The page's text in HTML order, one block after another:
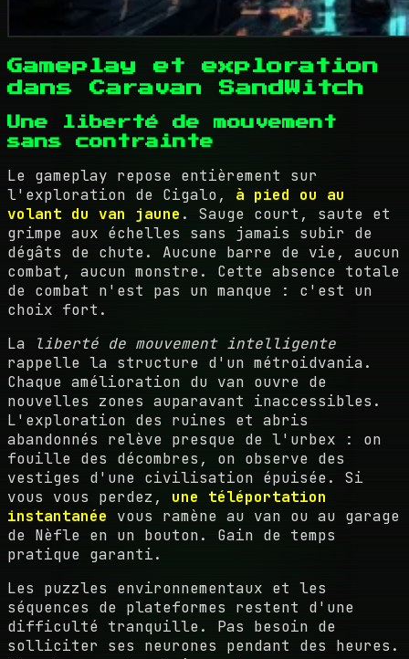
Gameplay et exploration
dans Caravan SandWitch
Une liberté de mouvement
sans contrainte
Le gameplay repose entièrement sur
l'exploration de Cigalo, à pied ou au
volant du van jaune . Sauge court, saute et
grimpe aux échelles sans jamais subir de
dégâts de chute. Aucune barre de vie, aucun
combat, aucun monstre. Cette absence totale
de combat n'est pas un manque : c'est un
choix fort.
La
liberté de mouvement intelligente
rappelle la structure d'un métroidvania.
Chaque amélioration du van ouvre de
nouvelles zones auparavant inaccessibles.
L'exploration des ruines et abris
abandonnés relève presque de l'urbex : on
fouille des décombres, on observe des
vestiges d'une civilisation épuisée. Si
vous vous perdez, une téléportation
instantanée vous ramène au van ou au garage
de Nèfle en un bouton. Gain de temps
pratique garanti.
Les puzzles environnementaux et les
séquences de plateformes restent d'une
difficulté tranquille. Pas besoin de
solliciter ses neurones pendant des heures.